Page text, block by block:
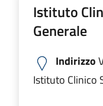
Istituto
Generale
Indirizzo
Istituto Clinico